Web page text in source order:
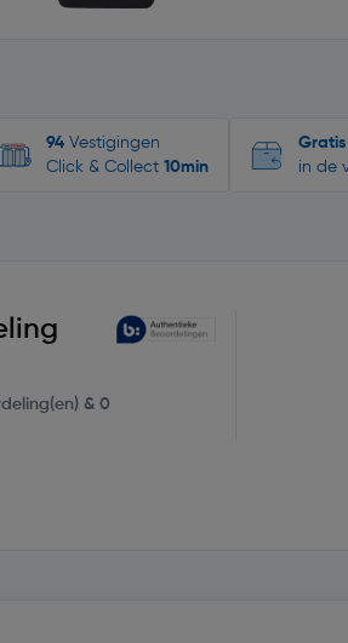
94 Vestigingen
Click & Collect 10min
in de
& 0